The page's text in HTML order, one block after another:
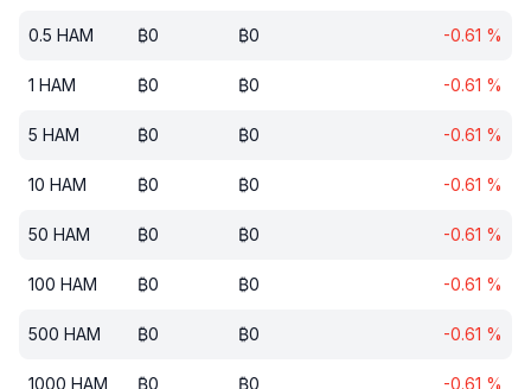
0.5 HAM ₿0 ₿0 -0.61 %
1 HAM ₿0 ₿0 -0.61 %
5 HAM ₿0 ₿0 -0.61 %
10 HAM ₿0 ₿0 -0.61 %
50 HAM ₿0 ₿0 -0.61 %
100 HAM ₿0 ₿0 -0.61 %
500 HAM ₿0 ₿0 -0.61 %
1000 HAM ₿0 ₿0 -0.61 %